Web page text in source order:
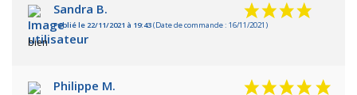
Sandra B.
Publié le 22/11/2021 à 19:43(Date de commande : 16/11/2021)
bien
Philippe M.